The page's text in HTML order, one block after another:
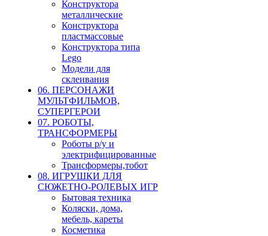
Конструктора
металлические
Конструктора
пластмассовые
Конструктора типа
Lego
Модели для
склеивания
06. ПЕРСОНАЖИ
МУЛЬТФИЛЬМОВ,
СУПЕРГЕРОИ
07. РОБОТЫ,
ТРАНСФОРМЕРЫ
Роботы р/у и
электрифицированные
Трансформеры,тобот
08. ИГРУШКИ ДЛЯ
СЮЖЕТНО-РОЛЕВЫХ ИГР
Бытовая техника
Коляски, дома,
мебель, кареты
Косметика